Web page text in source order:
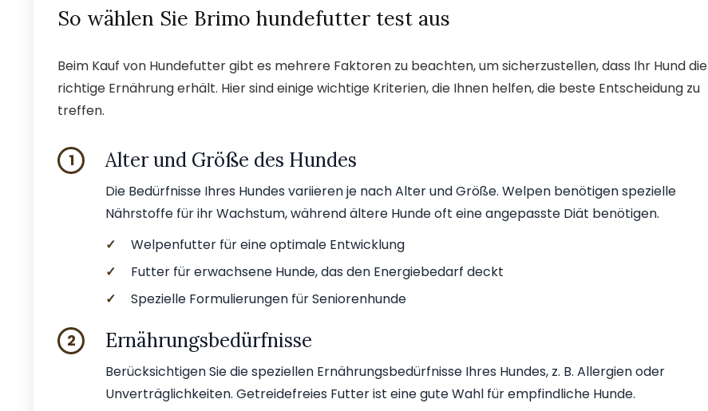
So wählen Sie Brimo hundefutter test aus
Beim Kauf von Hundefutter gibt es mehrere Faktoren zu beachten, um sicherzustellen, dass Ihr Hund die
richtige Ernährung erhält. Hier sind einige wichtige Kriterien, die Ihnen helfen, die beste Entscheidung zu
treffen.
1 Alter und Größe des Hundes
Die Bedürfnisse Ihres Hundes variieren je nach Alter und Größe. Welpen benötigen spezielle
Nährstoffe für ihr Wachstum, während ältere Hunde oft eine angepasste Diät benötigen.
✓
Welpenfutter für eine optimale Entwicklung
✓
Futter für erwachsene Hunde, das den Energiebedarf deckt
✓
Spezielle Formulierungen für Seniorenhunde
2 Ernährungsbedürfnisse
Berücksichtigen Sie die speziellen Ernährungsbedürfnisse Ihres Hundes, z. B. Allergien oder
Unverträglichkeiten. Getreidefreies Futter ist eine gute Wahl für empfindliche Hunde.